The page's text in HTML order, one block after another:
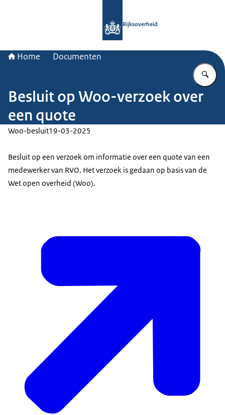
Rijksoverheid
Home Documenten
Besluit op Woo-verzoek over
een quote
Woo-besluit19-03-2025
Besluit op een verzoek om informatie over een quote van een
medewerker van RVO. Het verzoek is gedaan op basis van de
Wet open overheid (Woo).